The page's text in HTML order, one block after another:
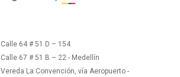
Calle 64 # 51 D – 154
Calle 67 # 51 B – 22 - Medellín
Vereda La Convención, vía Aeropuerto -